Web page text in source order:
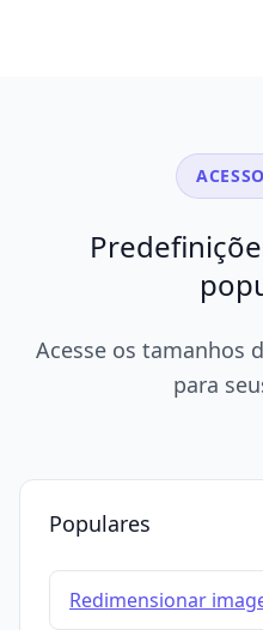
Acesse os tamanhos
para
Populares
Redimensionar